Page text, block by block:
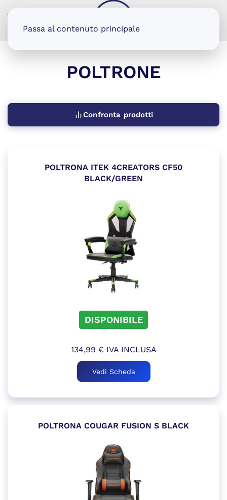
Passa al contenuto principale
POLTRONE
Confronta prodotti
POLTRONA ITEK 4CREATORS CF50
BLACK/GREEN
DISPONIBILE
134,99 €IVA INCLUSA
Vedi Scheda
POLTRONA COUGAR FUSION S BLACK